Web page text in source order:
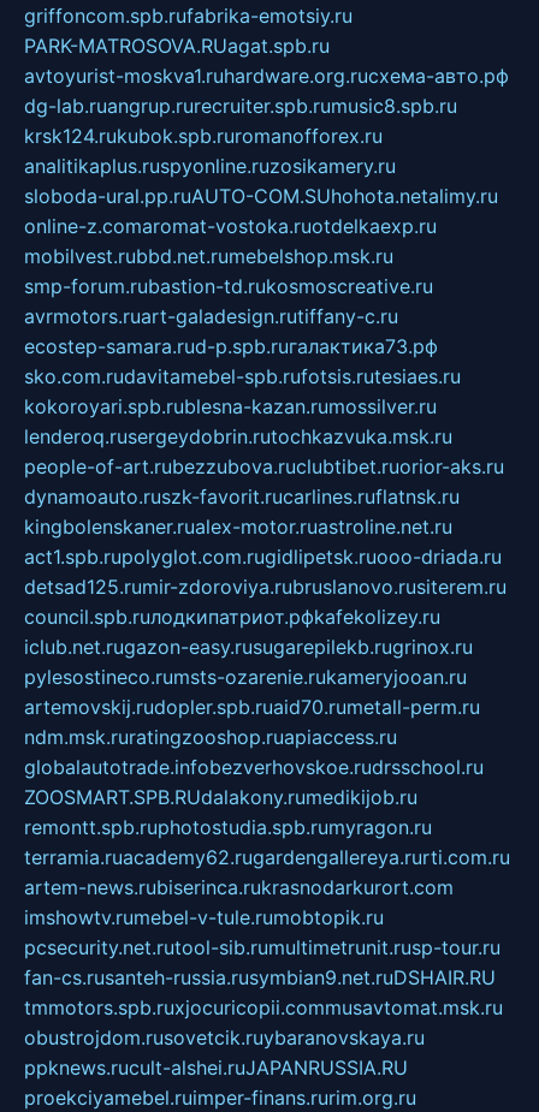
griffoncom.spb.rufabrika-emotsiy.ru
PARK-MATROSOVA.RUagat.spb.ru
avtoyurist-moskva1.ruhardware.org.ruсхема-авто.рф
dg-lab.ruangrup.rurecruiter.spb.rumusic8.spb.ru
krsk124.rukubok.spb.ruromanofforex.ru
analitikaplus.ruspyonline.ruzosikamery.ru
sloboda-ural.pp.ruAUTO-COM.SUhohota.netalimy.ru
online-z.comaromat-vostoka.ruotdelkaexp.ru
mobilvest.rubbd.net.rumebelshop.msk.ru
smp-forum.rubastion-td.rukosmoscreative.ru
avrmotors.ruart-galadesign.rutiffany-c.ru
ecostep-samara.rud-p.spb.ruгалактика73.рф
sko.com.rudavitamebel-spb.rufotsis.rutesiaes.ru
kokoroyari.spb.rublesna-kazan.rumossilver.ru
lenderoq.rusergeydobrin.rutochkazvuka.msk.ru
people-of-art.rubezzubova.ruclubtibet.ruorior-aks.ru
dynamoauto.ruszk-favorit.rucarlines.ruflatnsk.ru
kingbolenskaner.rualex-motor.ruastroline.net.ru
act1.spb.rupolyglot.com.rugidlipetsk.ruooo-driada.ru
detsad125.rumir-zdoroviya.rubruslanovo.rusiterem.ru
council.spb.ruлодкипатриот.рфkafekolizey.ru
iclub.net.rugazon-easy.rusugarepilekb.rugrinox.ru
pylesostineco.rumsts-ozarenie.rukameryjooan.ru
artemovskij.rudopler.spb.ruaid70.rumetall-perm.ru
ndm.msk.ruratingzooshop.ruapiaccess.ru
globalautotrade.infobezverhovskoe.rudrsschool.ru
ZOOSMART.SPB.RUdalakony.rumedikijob.ru
remontt.spb.ruphotostudia.spb.rumyragon.ru
terramia.ruacademy62.rugardengallereya.rurti.com.ru
artem-news.rubiserinca.rukrasnodarkurort.com
imshowtv.rumebel-v-tule.rumobtopik.ru
pcsecurity.net.rutool-sib.rumultimetrunit.rusp-tour.ru
fan-cs.rusanteh-russia.rusymbian9.net.ruDSHAIR.RU
tmmotors.spb.ruxjocuricopii.commusavtomat.msk.ru
obustrojdom.rusovetcik.ruybaranovskaya.ru
ppknews.rucult-alshei.ruJAPANRUSSIA.RU
proekciyamebel.ruimper-finans.rurim.org.ru